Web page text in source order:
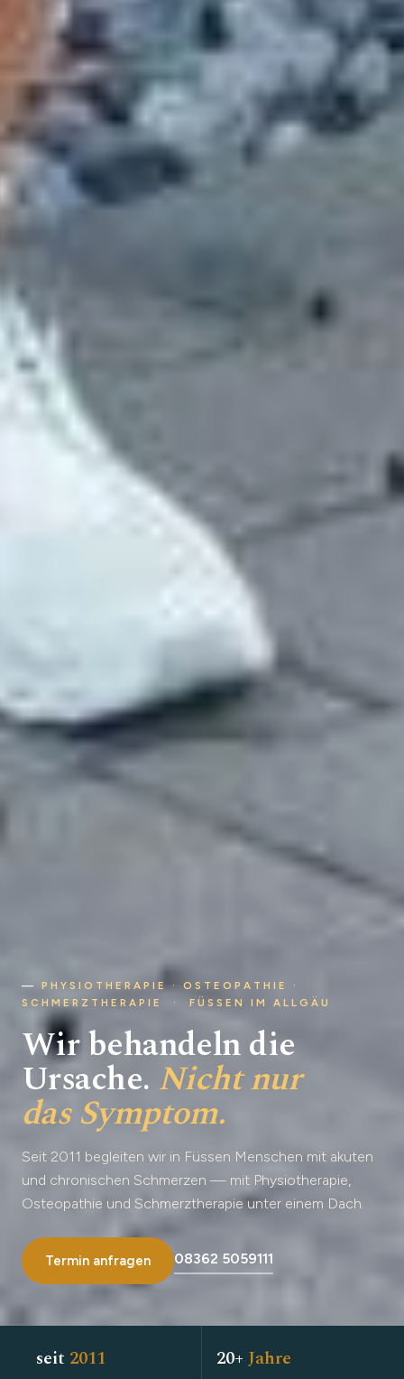
—
PHYSIOTHERAPIE · OSTEOPATHIE ·
SCHMERZTHERAPIE · FÜSSEN IM ALLGÄU
Wir behandeln die
Ursache. Nicht nur
das Symptom.
Seit 2011 begleiten wir in Füssen Menschen mit akuten
und chronischen Schmerzen — mit Physiotherapie,
Osteopathie und Schmerztherapie unter einem Dach.
Termin anfragen 08362 5059111
seit 2011 20+ Jahre